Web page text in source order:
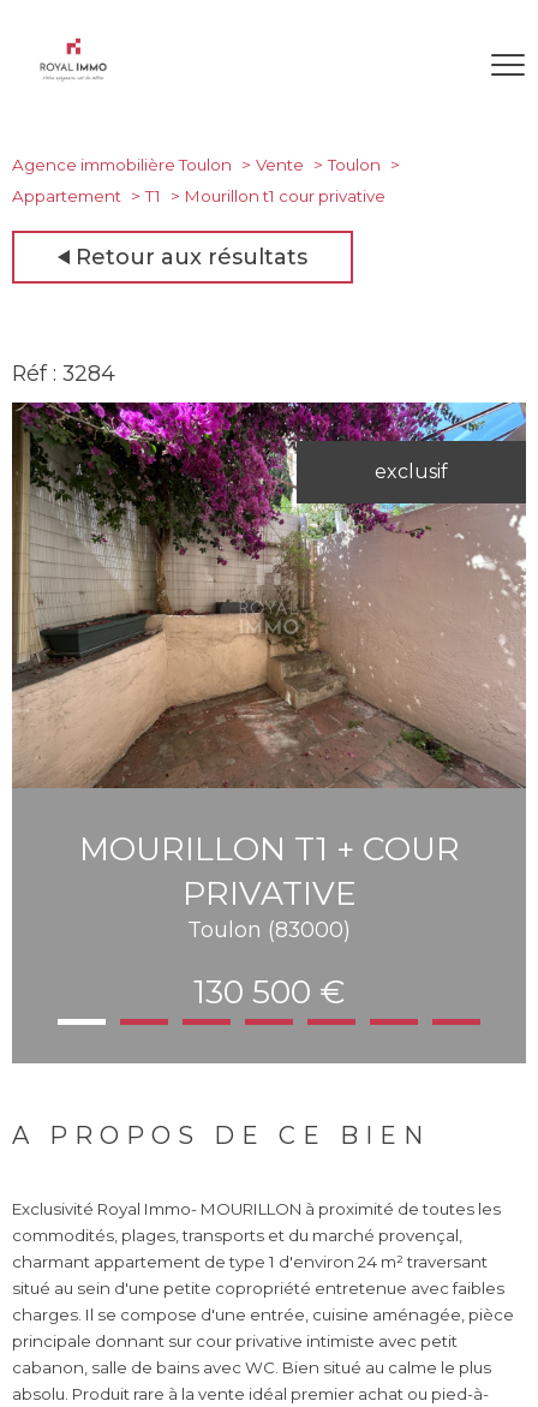
Agence immobilière Toulon Vente
Toulon
Appartement
T1 Mourillon t1 cour privative
Retour aux résultats
Réf : 3284
exclusif
MOURILLON T1 + COUR
PRIVATIVE
Toulon (83000)
130 500 €
A PROPOS DE CE BIEN
Exclusivité Royal Immo- MOURILLON à proximité de toutes les
commodités, plages, transports et du marché provençal,
charmant appartement de type 1 d'environ 24 m² traversant
situé au sein d'une petite copropriété entretenue avec faibles
charges. Il se compose d'une entrée, cuisine aménagée, pièce
principale donnant sur cour privative intimiste avec petit
cabanon, salle de bains avec WC. Bien situé au calme le plus
absolu. Produit rare à la vente idéal premier achat ou pied-à-